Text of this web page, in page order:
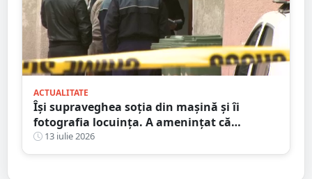
ACTUALITATE
Își supraveghea soția din mașină și îi
fotografia locuința. A amenințat că
incendiază mașina ”amantului”
13 iulie 2026